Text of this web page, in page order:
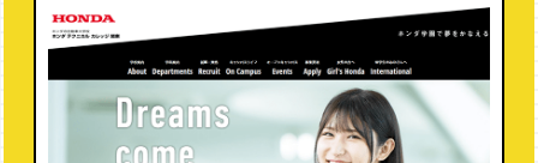
日産愛知自動車大学校
静岡工科自動車大学校